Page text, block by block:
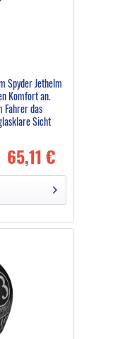
Spyder Jethelm
Komfort an.
Fahrer das
Sicht
65,11 €